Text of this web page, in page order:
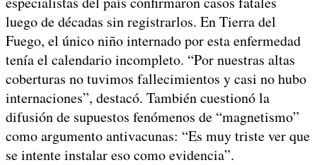
luego de décadas sin registrarlos. En Tierra del
Fuego, el único niño internado por esta enfermedad
tenía el calendario incompleto. “Por nuestras altas
coberturas no tuvimos fallecimientos y casi no hubo
internaciones”, destacó. También cuestionó la
difusión de supuestos fenómenos de “magnetismo”
como argumento antivacunas: “Es muy triste ver que
se intente instalar eso como evidencia”.